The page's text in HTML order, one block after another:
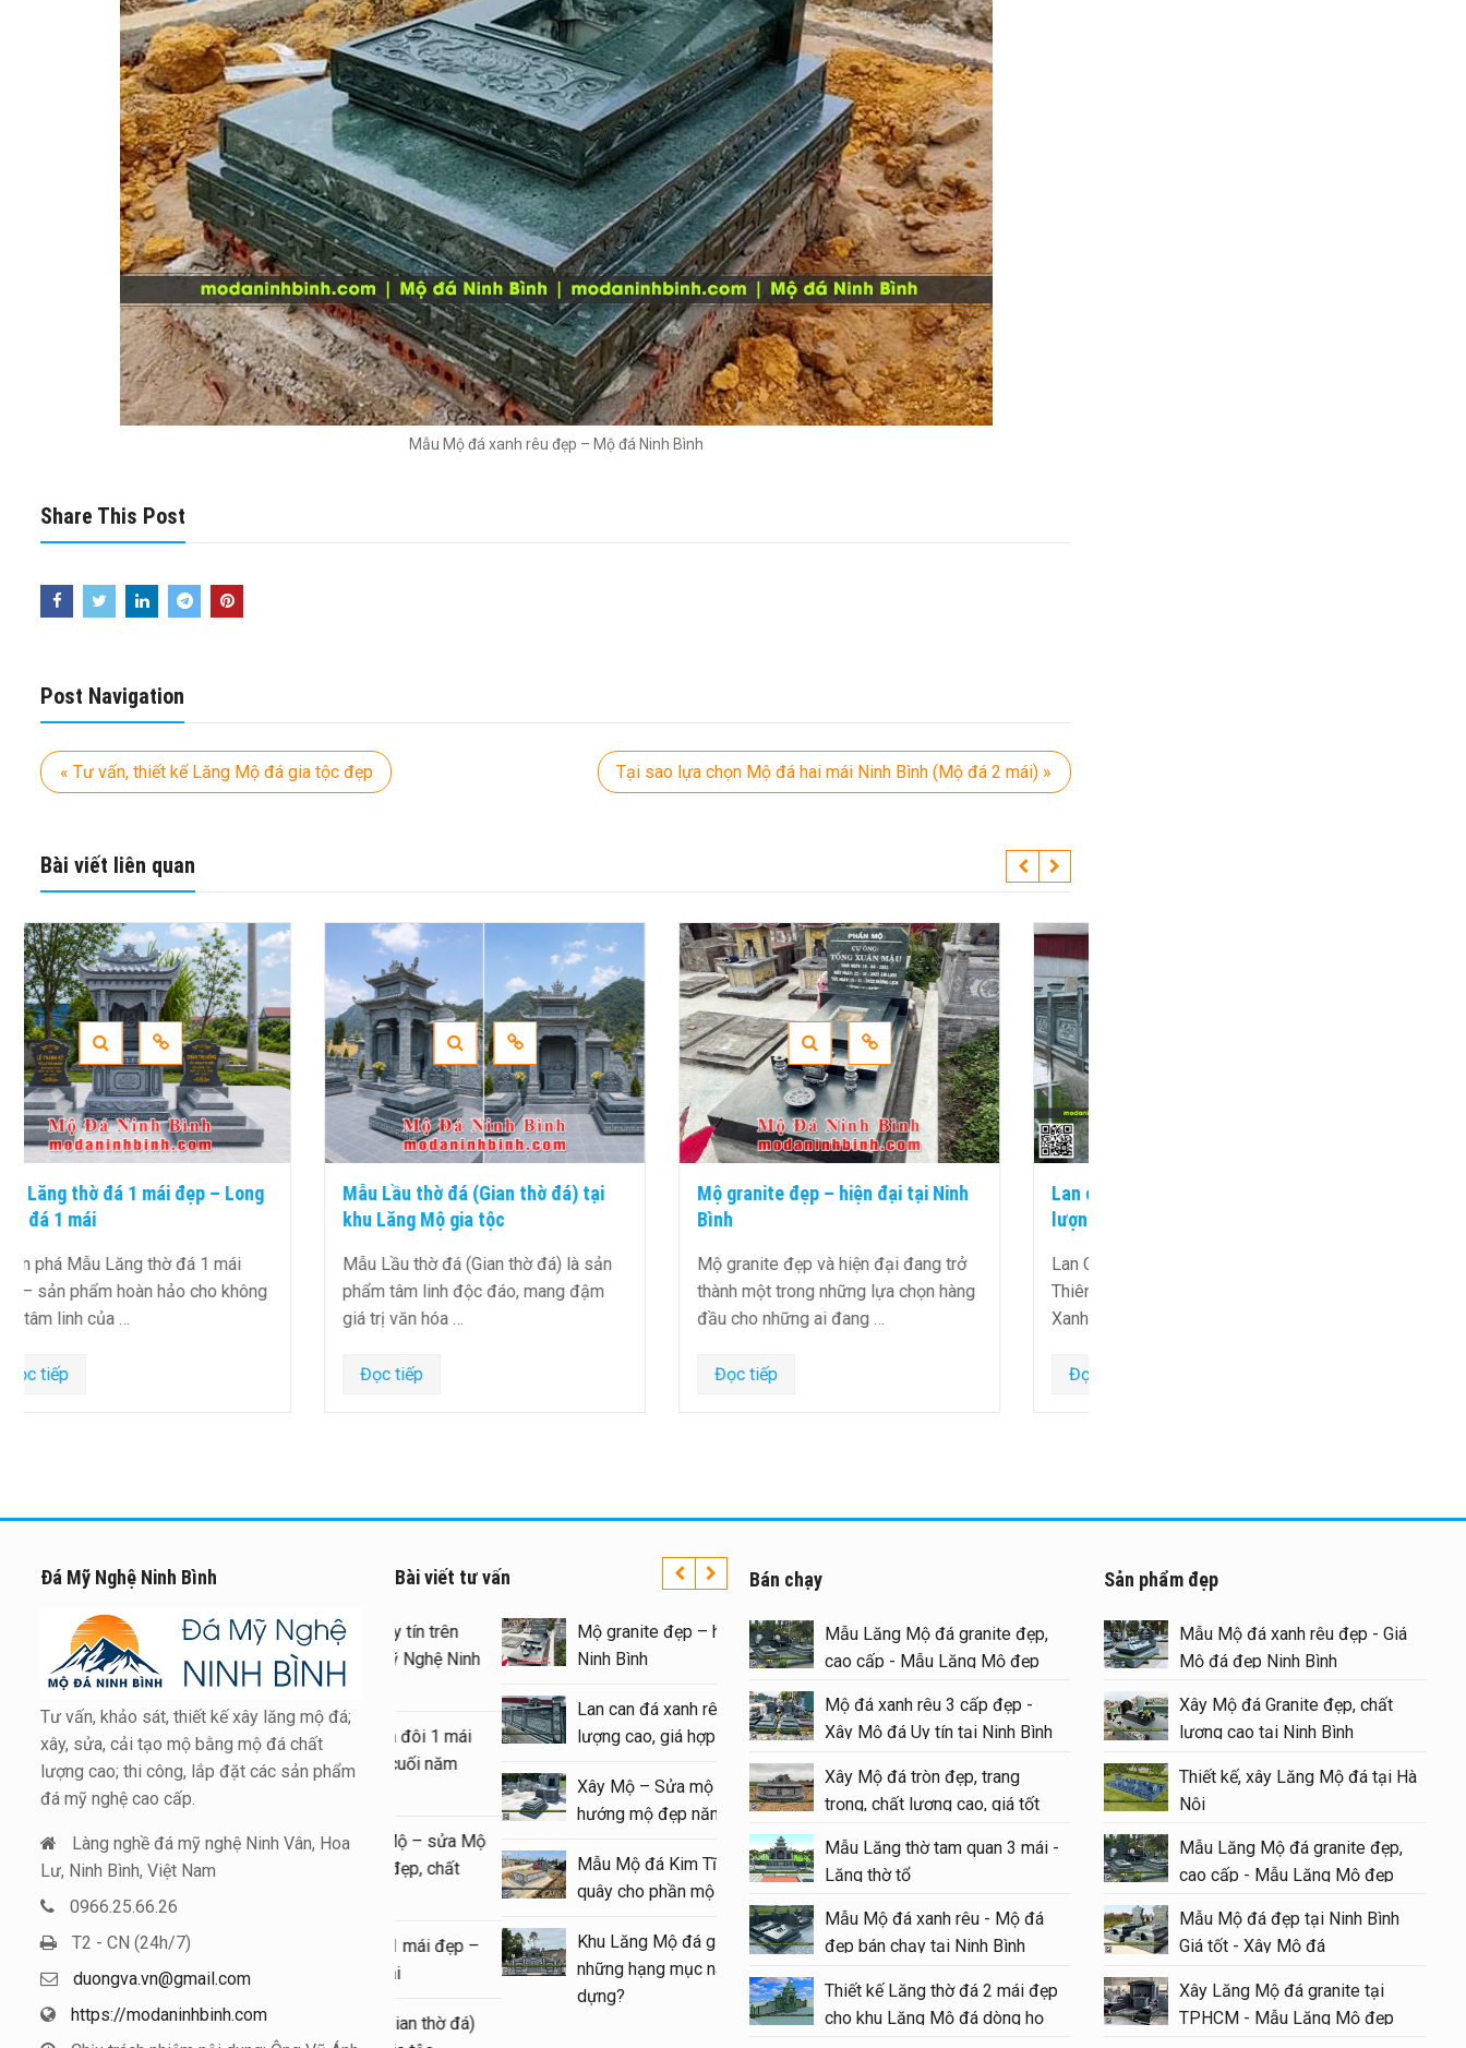
Mẫu Mộ đá xanh rêu đẹp – Mộ đá Ninh Bình
Share This Post
Post Navigation
« Tư vấn, thiết kế Lăng Mộ đá gia tộc đẹp Tại sao lựa chọn Mộ đá hai mái Ninh Bình (Mộ đá 2 mái) »
Bài viết liên quan
Mẫu Lầu thờ đá (Gian thờ đá) tại
khu Lăng Mộ gia tộc
Mẫu Lầu thờ đá (Gian thờ đá) là sản
phẩm tâm linh độc đáo, mang đậm
giá trị văn hóa …
Mộ granite đẹp – hiện đại tại Ninh
Bình
Mộ granite đẹp và hiện đại đang trở
thành một trong những lựa chọn hàng
đầu cho những ai đang …
Lan can đá xanh rêu đẹp, chất
Lan Can Đá Xanh Rêu: Vẻ Đẹp Từ
Thiên NhiênNội dung1 Lan Can Đá
Xanh Rêu: Vẻ Đẹp Từ Thiên …
Đá Mỹ Nghệ Ninh Bình
Tư vấn, khảo sát, thiết kế xây lăng mộ đá;
xây, sửa, cải tạo mộ bằng mộ đá chất
lượng cao; thi công, lắp đặt các sản phẩm
đá mỹ nghệ cao cấp.
Làng nghề đá mỹ nghệ Ninh Vân, Hoa
Lư, Ninh Bình, Việt Nam
0966.25.66.26
T2 - CN (24h/7)
duongva.vn@gmail.com
https://modaninhbinh.com
Bài viết tư vấn
Xây Lăng Mộ đá uy tín trên
toàn quốc – Đá Mỹ Nghệ Ninh
Báo giá xây Mộ đá đôi 1 mái
2026
Kinh nghiệm xây Mộ – sửa Mộ
bằng Mẫu Mộ đá đẹp, chất
lượng
Mẫu Lăng thờ đá 1 mái đẹp –
Long đình đá 1 mái
Mẫu Lầu thờ đá (Gian thờ đá)
Mộ granite đẹp – hiện đại tại
Ninh Bình
Lan can đá xanh rêu đẹp, chất
lượng cao, giá hợp lý
Xây Mộ – Sửa mộ cần lưu ý
hướng mộ đẹp năm 2026
Mẫu Mộ đá Kim Tĩnh – Mộ đá
Khu Lăng Mộ đá gia đình gồm
dựng?
Bán chạy
Mẫu Lăng Mộ đá granite đẹp,
cao cấp - Mẫu Lăng Mộ đẹp
Mộ đá xanh rêu 3 cấp đẹp -
Xây Mộ đá Uy tín tại Ninh Bình
Xây Mộ đá tròn đẹp, trang
trọng, chất lượng cao, giá tốt
Mẫu Lăng thờ tam quan 3 mái -
Lăng thờ tổ
Mẫu Mộ đá xanh rêu - Mộ đá
đẹp bán chạy tại Ninh Bình
Thiết kế Lăng thờ đá 2 mái đẹp
cho khu Lăng Mộ đá dòng họ
Sản phẩm đẹp
Mẫu Mộ đá xanh rêu đẹp - Giá
Mộ đá đẹp Ninh Bình
Xây Mộ đá Granite đẹp, chất
lượng cao tại Ninh Bình
Thiết kế, xây Lăng Mộ đá tại Hà
Nội
Mẫu Lăng Mộ đá granite đẹp,
cao cấp - Mẫu Lăng Mộ đẹp
Mẫu Mộ đá đẹp tại Ninh Bình
Giá tốt - Xây Mộ đá
Xây Lăng Mộ đá granite tại
TPHCM - Mẫu Lăng Mộ đẹp